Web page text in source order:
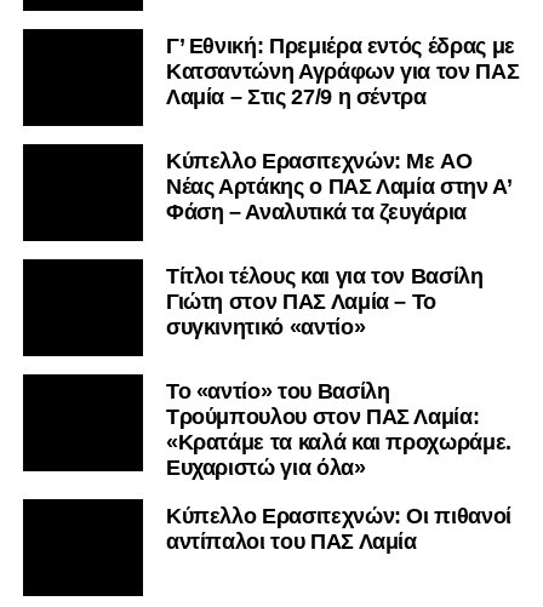
Γ’ Εθνική: Πρεμιέρα εντός έδρας με
Κατσαντώνη Αγράφων για τον ΠΑΣ
Λαμία – Στις 27/9 η σέντρα
Kύπελλο Ερασιτεχνών: Με AO
Nέας Αρτάκης ο ΠΑΣ Λαμία στην Α’
Φάση – Αναλυτικά τα ζευγάρια
Τίτλοι τέλους και για τον Βασίλη
Γιώτη στον ΠΑΣ Λαμία – Το
συγκινητικό «αντίο»
Το «αντίο» του Βασίλη
Τρούμπουλου στον ΠΑΣ Λαμία:
«Κρατάμε τα καλά και προχωράμε.
Ευχαριστώ για όλα»
Κύπελλο Ερασιτεχνών: Οι πιθανοί
αντίπαλοι του ΠΑΣ Λαμία